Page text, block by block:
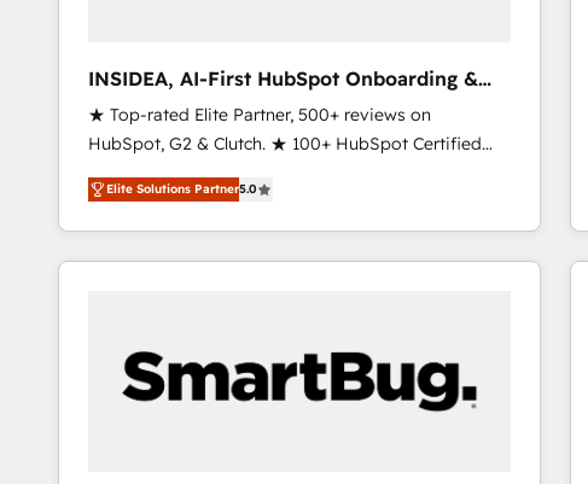
INSIDEA, AI-First HubSpot Onboarding &
RevOps
★ Top-rated Elite Partner, 500+ reviews on
HubSpot, G2 & Clutch. ★ 100+ HubSpot Certified
Experts & Trainers across the team ★ 1,500+
implementations across five continents ★ AI-First,
RevOps-led, Onboarding obsessed ★ Company of
the Year 2024/25 INSIDEA helps growing companies
workflows that drive adoption from week one, in
your time zone. What we do ➤ Onboarding: Live in
weeks, with workflows built around your business,
Elite Solutions Partner5.0